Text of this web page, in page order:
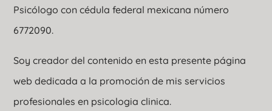
Psicólogo con cédula federal mexicana número
6772090.
Soy creador del contenido en esta presente página
web dedicada a la promoción de mis servicios
profesionales en psicologia clinica.